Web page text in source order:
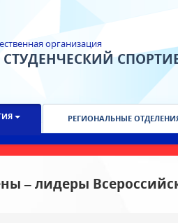
организация
РЕГИОНАЛЬНЫЕ
– лидеры